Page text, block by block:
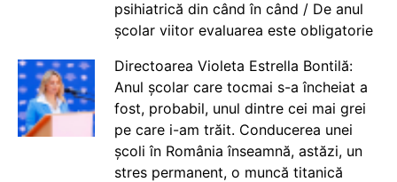
psihiatrică din când în când / De anul
școlar viitor evaluarea este obligatorie
Directoarea Violeta Estrella Bontilă:
Anul școlar care tocmai s-a încheiat a
fost, probabil, unul dintre cei mai grei
pe care i-am trăit. Conducerea unei
școli în România înseamnă, astăzi, un
stres permanent, o muncă titanică